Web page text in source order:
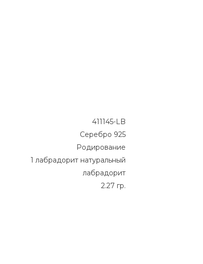
411145-LB
Серебро 925
Родирование
1 лабрадорит натуральный
лабрадорит
2.27 гр.